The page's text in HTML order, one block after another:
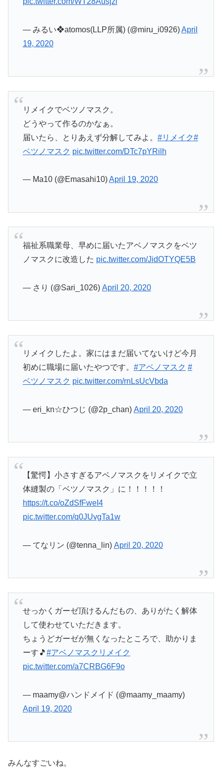
— みるい❖atomos(LLP所属) (@miru_i0926)April
19, 2020
リメイクでベツノマスク。
どうやって作るのかなぁ。
届いたら、とりあえず分解してみよ。 #リメイク#
ベツノマスク pic.twitter.com/DTc7pYRilh
— Ma10 (@Emasahi10)April 19, 2020
福祉系職業母、早めに届いたアベノマスクをベツ
ノマスクに改造した pic.twitter.com/JidOTYQE5B
— さり (@Sari_1026) April 20, 2020
リメイクしたよ。家にはまだ届いてないけど今月
初めに職場に届いたやつです。 #アベノマスク #
ベツノマスク pic.twitter.com/rnLsUcVbda
— eri_kn☆ひつじ (@2p_chan) April 20, 2020
【驚愕】小さすぎるアベノマスクをリメイクで立
体縫製の「ベツノマスク」に！！！！！
https://t.co/oZdSfFweI4
pic.twitter.com/q0JUvgTa1w
— てなリン (@tenna_lin) April 20, 2020
せっかくガーゼ頂けるんだもの、ありがたく解体
して使わせていただきます。
ちょうどガーゼが無くなったところで、助かりま
ーす🎵 #アベノマスクリメイク
pic.twitter.com/a7CRBG6F9o
— maamy@ハンドメイド (@maamy_maamy)
April 19, 2020
みんなすごいね。